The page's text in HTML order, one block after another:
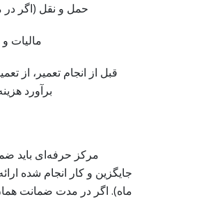
حمل و نقل (اگر
مالیات
قبل از انجام تعمیر، از
برآورد
مرکز حرفه‌ای باید
ماه). اگر در مدت ضمانت